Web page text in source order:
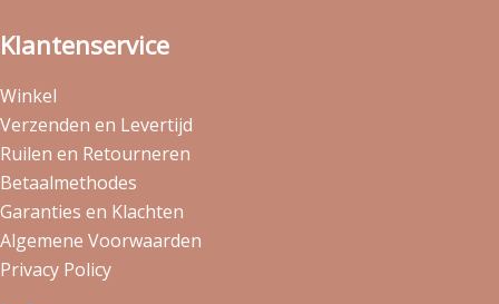
Klantenservice
Winkel
Verzenden en Levertijd
Ruilen en Retourneren
Betaalmethodes
Garanties en Klachten
Algemene Voorwaarden
Privacy Policy